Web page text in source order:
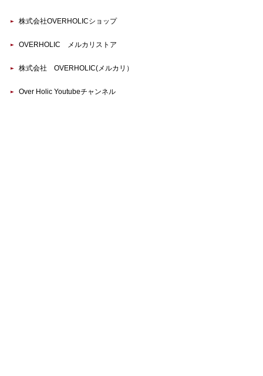
株式会社OVERHOLICショップ
OVERHOLIC メルカリストア
株式会社 OVERHOLIC(メルカリ）
Over Holic Youtubeチャンネル